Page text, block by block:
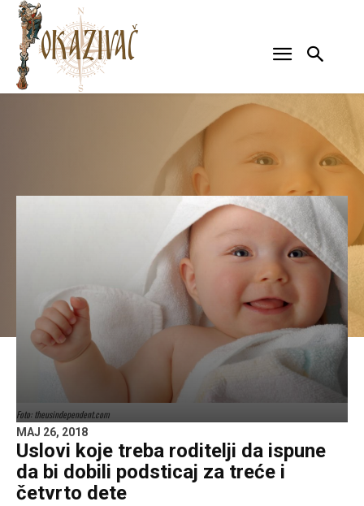
Foto: theusindependent.com
MAJ 26, 2018
Uslovi koje treba roditelji da ispune
da bi dobili podsticaj za treće i
četvrto dete